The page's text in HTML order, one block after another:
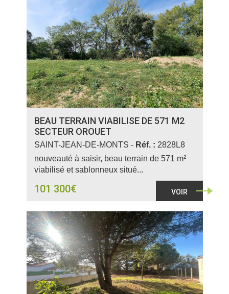
BEAU TERRAIN VIABILISE DE 571 M2
SECTEUR OROUET
SAINT-JEAN-DE-MONTS - Réf. : 2828L8
nouveauté à saisir, beau terrain de 571 m²
viabilisé et sablonneux situé...
101 300€ VOIR